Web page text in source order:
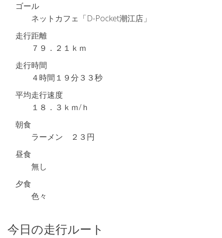
ゴール
ネットカフェ「D-Pocket潮江店」
走行距離
７９．２１ｋｍ
走行時間
４時間１９分３３秒
平均走行速度
１８．３ｋｍ/ｈ
朝食
ラーメン ２３円
昼食
無し
夕食
色々
今日の走行ルート